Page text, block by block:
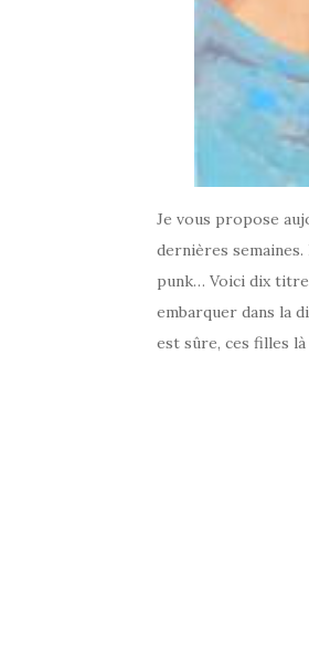
Je vous propose
dernières
punk… Voici dix
embarquer dans la
est sûre, ces filles